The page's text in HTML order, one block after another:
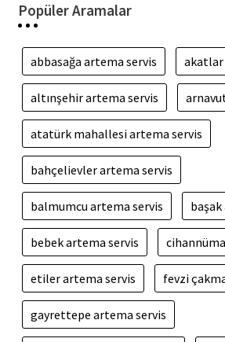
Popüler Aramalar
abbasağa artema servis akatlar
altınşehir artema servis
atatürk mahallesi artema servis
bahçelievler artema servis
balmumcu artema servis
bebek artema servis
etiler artema servis fevzi
gayrettepe artema servis